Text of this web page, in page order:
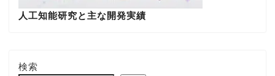
人工知能研究と主な開発実績
検索